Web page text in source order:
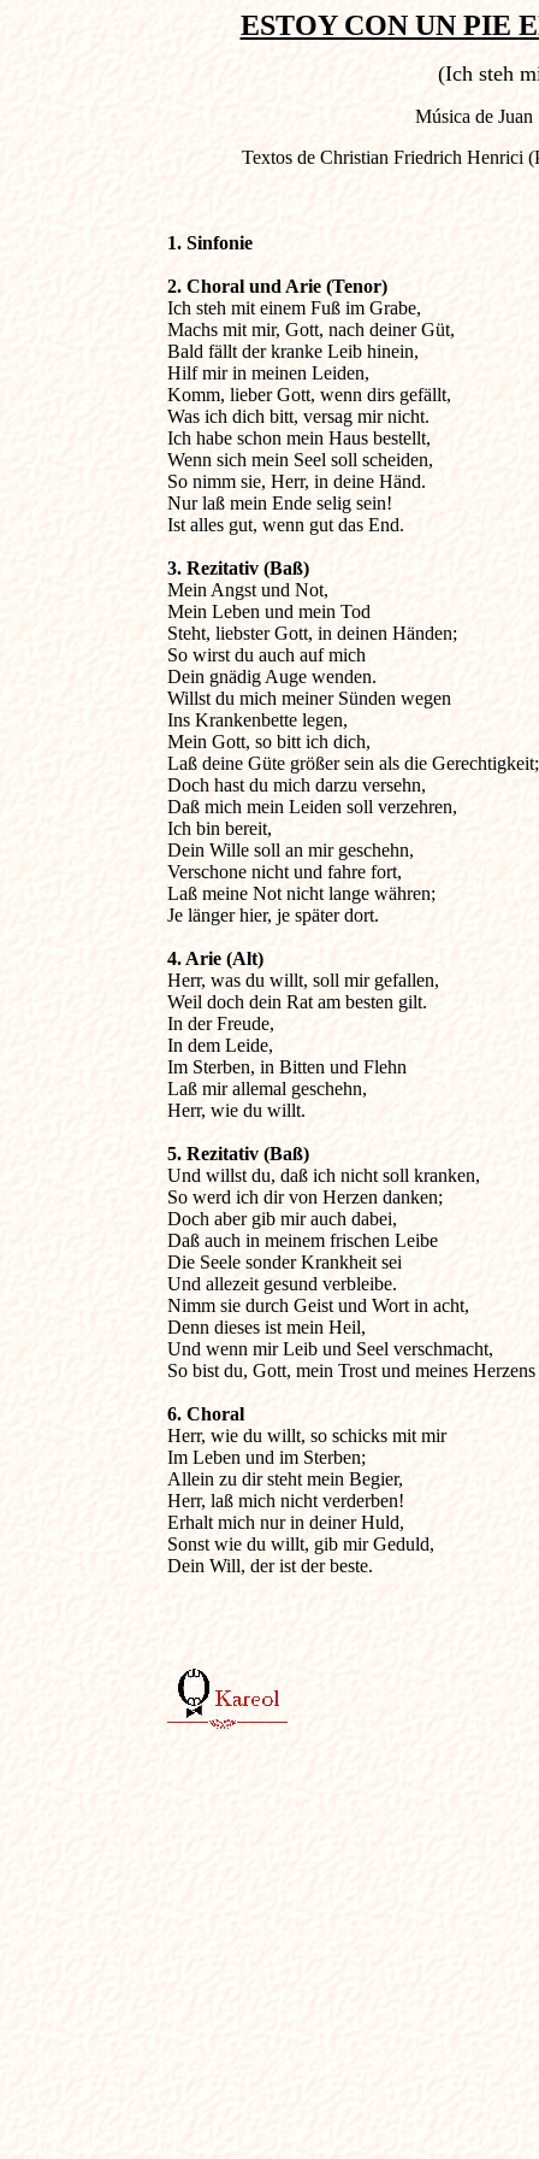
ESTOY CON UN PIE
(Ich steh
Música de
Textos de Christian Friedrich Henrici
1. Sinfonie
2. Choral und Arie (Tenor)
Ich steh mit einem Fuß im Grabe,
Machs mit mir, Gott, nach deiner Güt,
Bald fällt der kranke Leib hinein,
Hilf mir in meinen Leiden,
Komm, lieber Gott, wenn dirs gefällt,
Was ich dich bitt, versag mir nicht.
Ich habe schon mein Haus bestellt,
Wenn sich mein Seel soll scheiden,
So nimm sie, Herr, in deine Händ.
Nur laß mein Ende selig sein!
Ist alles gut, wenn gut das End.
3. Rezitativ (Baß)
Mein Angst und Not,
Mein Leben und mein Tod
Steht, liebster Gott, in deinen Händen;
So wirst du auch auf mich
Dein gnädig Auge wenden.
Willst du mich meiner Sünden wegen
Ins Krankenbette legen,
Mein Gott, so bitt ich dich,
Laß deine Güte größer sein als die Gerechtigkeit;
Doch hast du mich darzu versehn,
Daß mich mein Leiden soll verzehren,
Ich bin bereit,
Dein Wille soll an mir geschehn,
Verschone nicht und fahre fort,
Laß meine Not nicht lange währen;
Je länger hier, je später dort.
4. Arie (Alt)
Herr, was du willt, soll mir gefallen,
Weil doch dein Rat am besten gilt.
In der Freude,
In dem Leide,
Im Sterben, in Bitten und Flehn
Laß mir allemal geschehn,
Herr, wie du willt.
5. Rezitativ (Baß)
Und willst du, daß ich nicht soll kranken,
So werd ich dir von Herzen danken;
Doch aber gib mir auch dabei,
Daß auch in meinem frischen Leibe
Die Seele sonder Krankheit sei
Und allezeit gesund verbleibe.
Nimm sie durch Geist und Wort in acht,
Denn dieses ist mein Heil,
Und wenn mir Leib und Seel verschmacht,
So bist du, Gott, mein Trost und meines
6. Choral
Herr, wie du willt, so schicks mit mir
Im Leben und im Sterben;
Allein zu dir steht mein Begier,
Herr, laß mich nicht verderben!
Erhalt mich nur in deiner Huld,
Sonst wie du willt, gib mir Geduld,
Dein Will, der ist der beste.